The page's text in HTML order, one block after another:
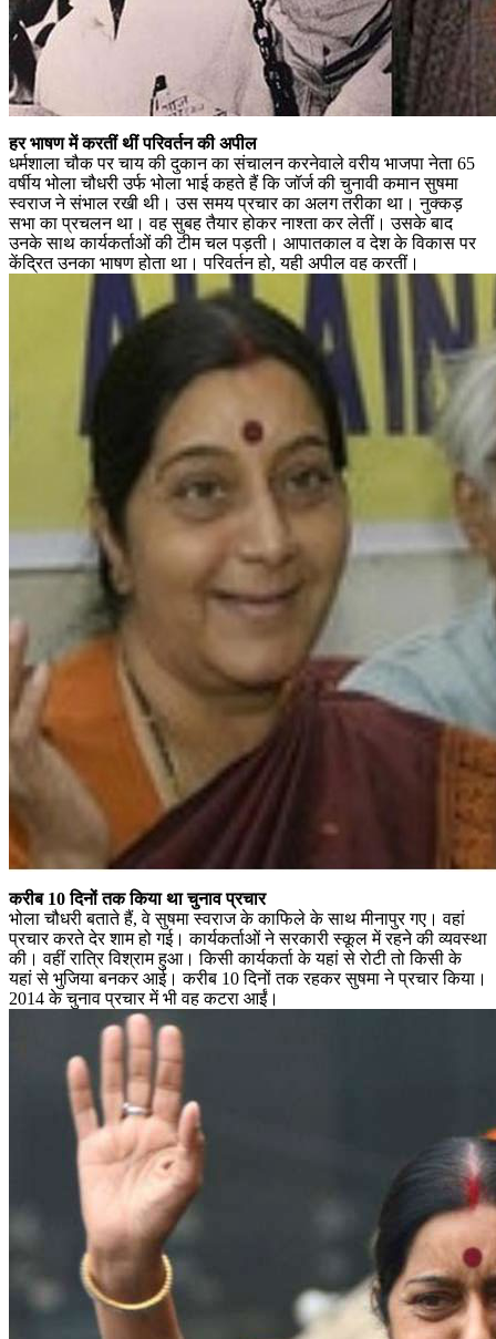
हर भाषण में करतीं थीं परिवर्तन की अपील
धर्मशाला चौक पर चाय की दुकान का संचालन करनेवाले वरीय भाजपा नेता 65
वर्षीय भोला चौधरी उर्फ भोला भाई कहते हैं कि जॉर्ज की चुनावी कमान सुषमा
स्वराज ने संभाल रखी थी। उस समय प्रचार का अलग तरीका था। नुक्कड़
सभा का प्रचलन था। वह सुबह तैयार होकर नाश्ता कर लेतीं। उसके बाद
उनके साथ कार्यकर्ताओं की टीम चल पड़ती। आपातकाल व देश के विकास पर
केंद्रित उनका भाषण होता था। परिवर्तन हो, यही अपील वह करतीं।
करीब 10 दिनों तक किया था चुनाव प्रचार
भोला चौधरी बताते हैं, वे सुषमा स्वराज के काफिले के साथ मीनापुर गए। वहां
प्रचार करते देर शाम हो गई। कार्यकर्ताओं ने सरकारी स्कूल में रहने की व्यवस्था
की। वहीं रात्रि विश्राम हुआ। किसी कार्यकर्ता के यहां से रोटी तो किसी के
यहां से भुजिया बनकर आई। करीब 10 दिनों तक रहकर सुषमा ने प्रचार किया।
2014 के चुनाव प्रचार में भी वह कटरा आईं।